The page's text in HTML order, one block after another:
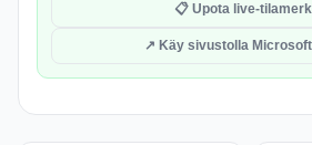
📋 Upota live-
↗ Käy sivustolla